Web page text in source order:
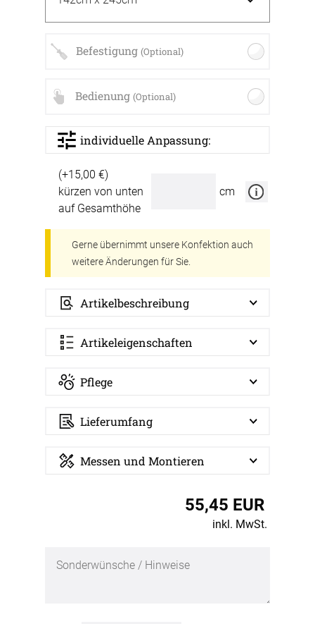
Befestigung (Optional)
Bedienung (Optional)
individuelle Anpassung:
(+15,00 €)
kürzen von unten
auf Gesamthöhe
cm
Gerne übernimmt unsere Konfektion auch
weitere Änderungen für Sie.
Artikelbeschreibung
Artikeleigenschaften
Pflege
Lieferumfang
Messen und Montieren
55,45 EUR
inkl. MwSt.